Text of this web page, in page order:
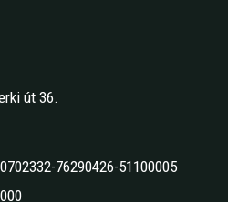
út 36.
76290426-51100005